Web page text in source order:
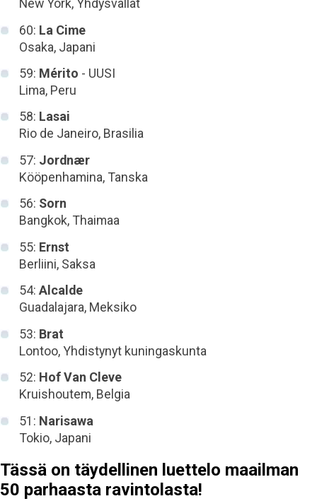
New York, Yhdysvallat
60: La Cime
Osaka, Japani
59: Mérito - UUSI
Lima, Peru
58: Lasai
Rio de Janeiro, Brasilia
57: Jordnær
Kööpenhamina, Tanska
56: Sorn
Bangkok, Thaimaa
55: Ernst
Berliini, Saksa
54: Alcalde
Guadalajara, Meksiko
53: Brat
Lontoo, Yhdistynyt kuningaskunta
52: Hof Van Cleve
Kruishoutem, Belgia
51: Narisawa
Tokio, Japani
Tässä on täydellinen luettelo maailman
50 parhaasta ravintolasta!